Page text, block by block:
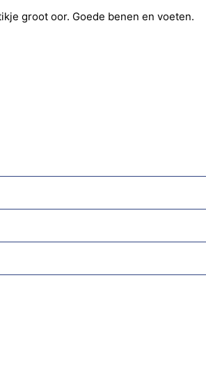
groot oor. Goede benen en voeten.